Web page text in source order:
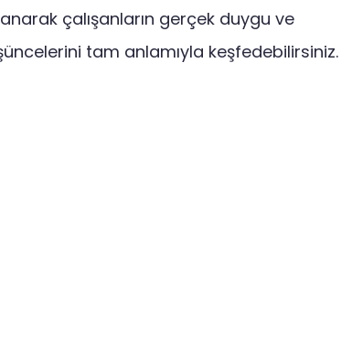
çalışanların gerçek duygu ve
tam anlamıyla keşfedebilirsiniz.